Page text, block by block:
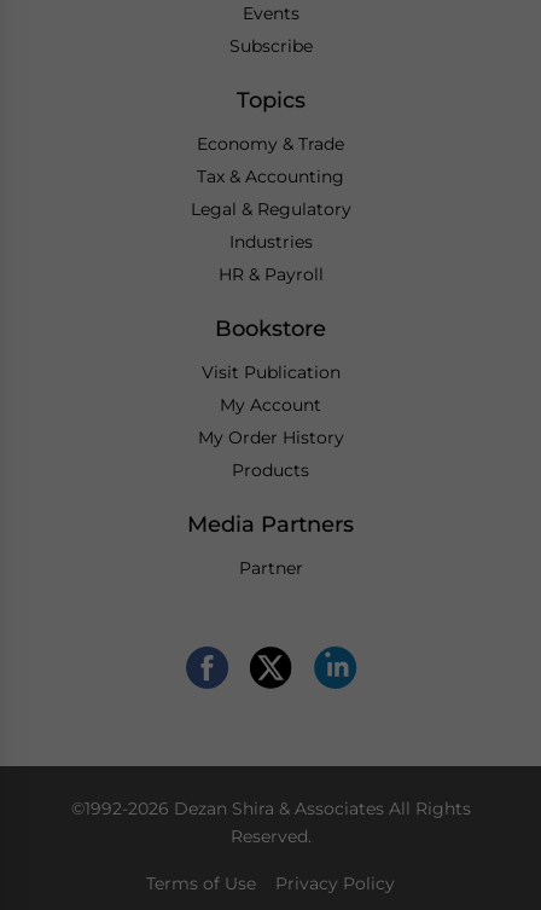
Events
Subscribe
Topics
Economy & Trade
Tax & Accounting
Legal & Regulatory
Industries
HR & Payroll
Bookstore
Visit Publication
My Account
My Order History
Products
Media Partners
Partner
©1992-2026 Dezan Shira & Associates All Rights
Reserved.
Terms of Use Privacy Policy